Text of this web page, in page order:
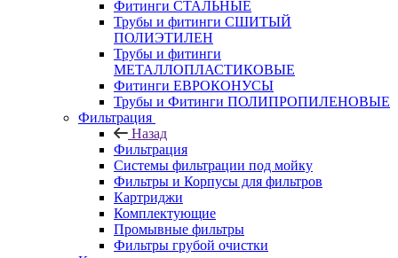
Фитинги СТАЛЬНЫЕ
Трубы и фитинги СШИТЫЙ
ПОЛИЭТИЛЕН
Трубы и фитинги
МЕТАЛЛОПЛАСТИКОВЫЕ
Фитинги ЕВРОКОНУСЫ
Трубы и Фитинги ПОЛИПРОПИЛЕНОВЫЕ
Фильтрация
Назад
Фильтрация
Системы фильтрации под мойку
Фильтры и Корпусы для фильтров
Картриджи
Комплектующие
Промывные фильтры
Фильтры грубой очистки